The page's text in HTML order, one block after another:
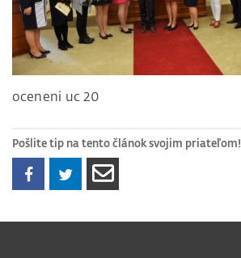
oceneni uc 20
Pošlite tip na tento článok svojim priateľom!